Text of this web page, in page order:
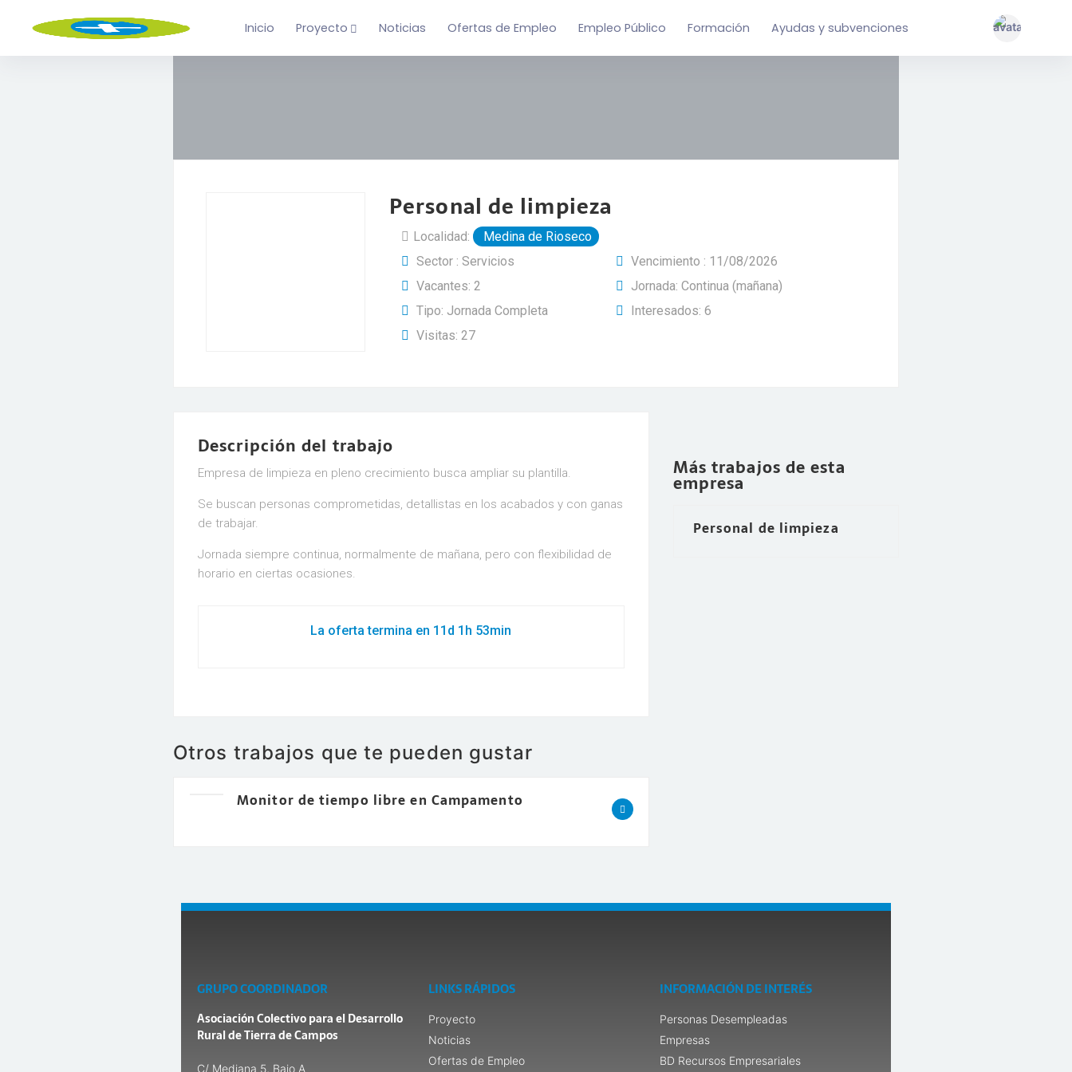
Inicio Proyecto Noticias Ofertas de Empleo Empleo Público Formación Ayudas y subvenciones
Personal de limpieza
Localidad:
Medina de Rioseco
Sector : Servicios
Vencimiento : 11/08/2026
Vacantes: 2
Jornada: Continua (mañana)
Tipo: Jornada Completa
Interesados: 6
Visitas: 27
Descripción del trabajo
Empresa de limpieza en pleno crecimiento busca ampliar su plantilla.
Se buscan personas comprometidas, detallistas en los acabados y con ganas
de trabajar.
Jornada siempre continua, normalmente de mañana, pero con flexibilidad de
horario en ciertas ocasiones.
La oferta termina en 11d 1h 53min
Otros trabajos que te pueden gustar
Monitor de tiempo libre en Campamento
Más trabajos de esta
empresa
Personal de limpieza
GRUPO COORDINADOR
Asociación Colectivo para el Desarrollo
Rural de Tierra de Campos
C/ Mediana 5, Bajo A
LINKS RÁPIDOS
Proyecto
Noticias
Ofertas de Empleo
INFORMACIÓN DE INTERÉS
Personas Desempleadas
Empresas
BD Recursos Empresariales